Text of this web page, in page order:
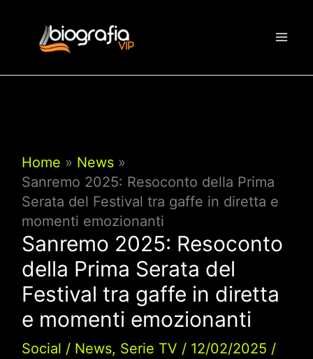
contenuto
Home
News
Sanremo 2025: Resoconto della Prima
Serata del Festival tra gaffe in diretta e
momenti emozionanti
Sanremo 2025: Resoconto
della Prima Serata del
Festival tra gaffe in diretta
e momenti emozionanti
Social / News, Serie TV / 12/02/2025 /